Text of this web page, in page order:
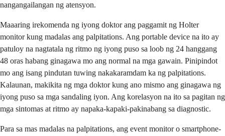
nangangailangan ng atensyon.
Maaaring irekomenda ng iyong doktor ang paggamit ng Holter
monitor kung madalas ang palpitations. Ang portable device na ito ay
patuloy na nagtatala ng ritmo ng iyong puso sa loob ng 24 hanggang
48 oras habang ginagawa mo ang normal na mga gawain. Pinipindot
mo ang isang pindutan tuwing nakakaramdam ka ng palpitations.
Kalaunan, makikita ng mga doktor kung ano mismo ang ginagawa ng
iyong puso sa mga sandaling iyon. Ang korelasyon na ito sa pagitan ng
mga sintomas at ritmo ay napaka-kapaki-pakinabang sa diagnostic.
Para sa mas madalas na palpitations, ang event monitor o smartphone-